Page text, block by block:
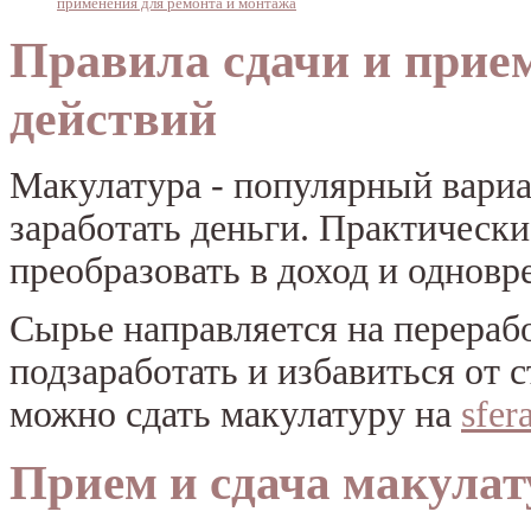
Правила сдачи и
действий
Макулатура - популярный
заработать деньги.
преобразовать в доход и
Сырье направляется на
подзаработать и избавиться
можно сдать макулатуру на
Прием и сдача